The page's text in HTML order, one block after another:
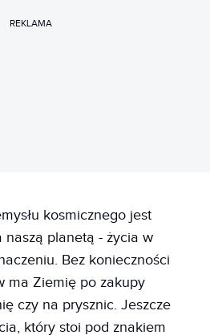
REKLAMA
kosmicznego jest
naszą planetą - życia w
Bez konieczności
ma Ziemię po zakupy
czy na prysznic. Jeszcze
który stoi pod znakiem